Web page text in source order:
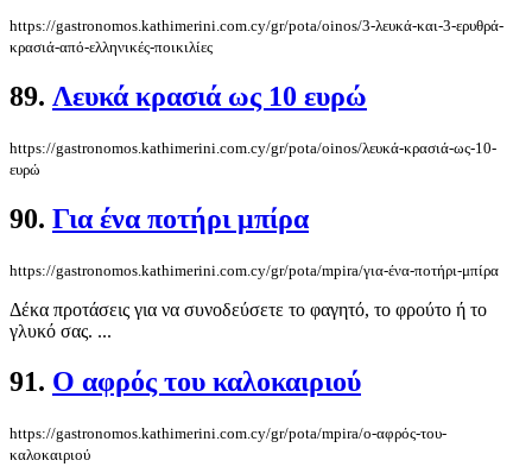
https://gastronomos.kathimerini.com.cy/gr/pota/oinos/3-λευκά-και-3-ερυθρά-
κρασιά-από-ελληνικές-ποικιλίες
89. Λευκά κρασιά ως 10 ευρώ
https://gastronomos.kathimerini.com.cy/gr/pota/oinos/λευκά-κρασιά-ως-10-
ευρώ
90. Για ένα ποτήρι μπίρα
https://gastronomos.kathimerini.com.cy/gr/pota/mpira/για-ένα-ποτήρι-μπίρα
Δέκα προτάσεις για να συνοδεύσετε το φαγητό, το φρούτο ή το
γλυκό σας. ...
91. Ο αφρός του καλοκαιριού
https://gastronomos.kathimerini.com.cy/gr/pota/mpira/ο-αφρός-του-
καλοκαιριού